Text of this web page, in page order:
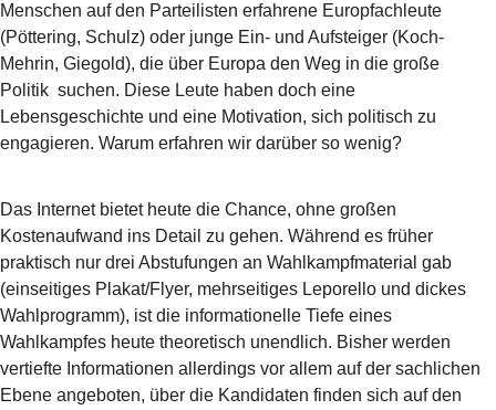
Menschen auf den Parteilisten erfahrene Europfachleute
(Pöttering, Schulz) oder junge Ein- und Aufsteiger (Koch-
Mehrin, Giegold), die über Europa den Weg in die große
Politik suchen. Diese Leute haben doch eine
Lebensgeschichte und eine Motivation, sich politisch zu
engagieren. Warum erfahren wir darüber so wenig?
Das Internet bietet heute die Chance, ohne großen
Kostenaufwand ins Detail zu gehen. Während es früher
praktisch nur drei Abstufungen an Wahlkampfmaterial gab
(einseitiges Plakat/Flyer, mehrseitiges Leporello und dickes
Wahlprogramm), ist die informationelle Tiefe eines
Wahlkampfes heute theoretisch unendlich. Bisher werden
vertiefte Informationen allerdings vor allem auf der sachlichen
Ebene angeboten, über die Kandidaten finden sich auf den